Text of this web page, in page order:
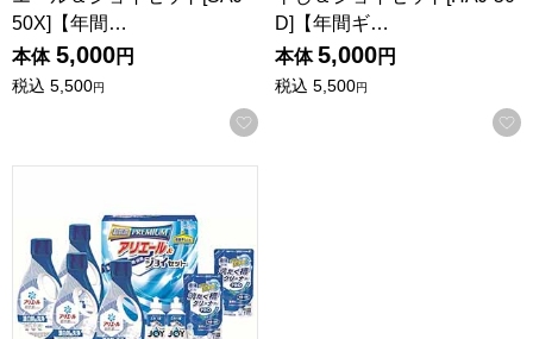
50X]【年間…
本体 5,000円
税込 5,500円
お気に入りに登録する
D]【年間ギ…
本体 5,000円
税込 5,500円